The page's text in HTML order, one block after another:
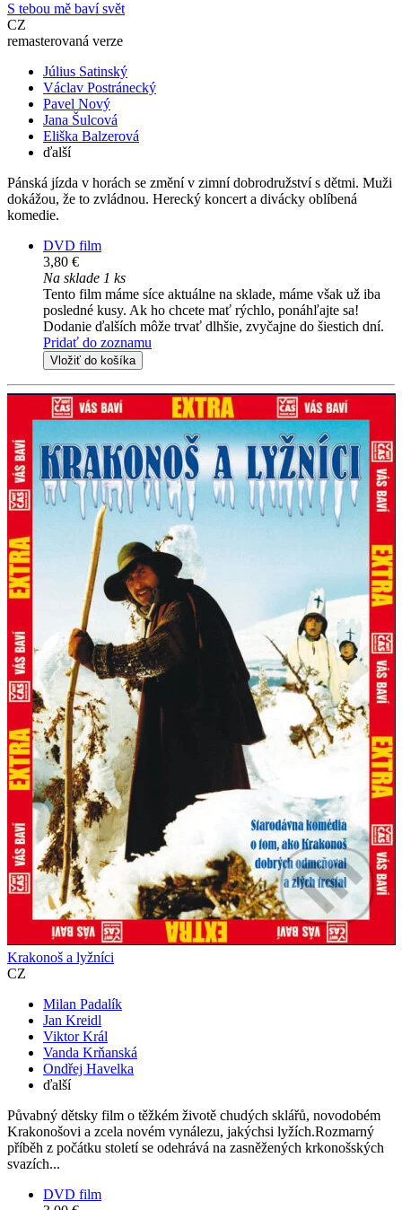
S tebou mě baví svět
CZ
remasterovaná verze
Július Satinský
Václav Postránecký
Pavel Nový
Jana Šulcová
Eliška Balzerová
ďalší
Pánská jízda v horách se změní v zimní dobrodružství s dětmi. Muži
dokážou, že to zvládnou. Herecký koncert a divácky oblíbená
komedie.
DVD film
3,80 €
Na sklade 1 ks
Tento film máme síce aktuálne na sklade, máme však už iba
posledné kusy. Ak ho chcete mať rýchlo, ponáhľajte sa!
Dodanie ďalších môže trvať dlhšie, zvyčajne do šiestich dní.
Pridať do zoznamu
Vložiť do košíka
Krakonoš a lyžníci
CZ
Milan Padalík
Jan Kreidl
Viktor Král
Vanda Krňanská
Ondřej Havelka
ďalší
Půvabný dětsky film o těžkém životě chudých sklářů, novodobém
Krakonošovi a zcela novém vynálezu, jakýchsi lyžích.Rozmarný
příběh z počátku století se odehrává na zasněžených krkonošských
svazích...
DVD film